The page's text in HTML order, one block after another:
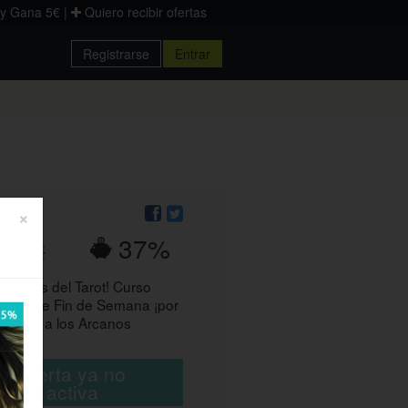
Gana 5€ | Quiero recibir ofertas
Registrarse Entrar
37%
cartas del Tarot! Curso
de Fin de Semana ¡por
a los Arcanos
oferta ya no
está activa
×